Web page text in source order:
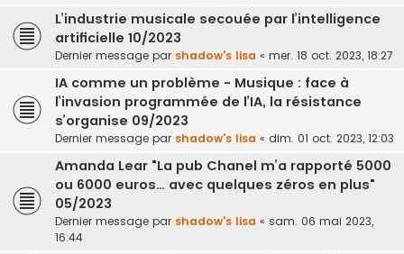
L’industrie musicale secouée par l’intelligence
artificielle 10/2023
Dernier message par shadow's lisa « mer. 18 oct. 2023, 18:27
IA comme un problème - Musique : face à
l’invasion programmée de l’IA, la résistance
s’organise 09/2023
Dernier message par shadow's lisa « dim. 01 oct. 2023, 12:03
Amanda Lear "La pub Chanel m’a rapporté 5000
ou 6000 euros… avec quelques zéros en plus"
05/2023
Dernier message par shadow's lisa « sam. 06 mai 2023,
16:44